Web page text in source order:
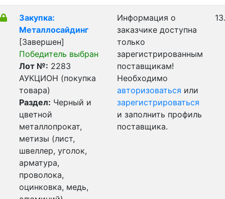
Закупка:
Металлосайдинг
[Завершен]
Победитель выбран
Лот №: 2283
АУКЦИОН (покупка
товара)
Раздел: Черный и
цветной
металлопрокат,
метизы (лист,
швеллер, уголок,
арматура,
проволока,
оцинковка, медь,
Информация о
заказчике доступна
только
зарегистрированным
поставщикам!
Необходимо
авторизоваться или
зарегистрироваться
и заполнить профиль
поставщика.